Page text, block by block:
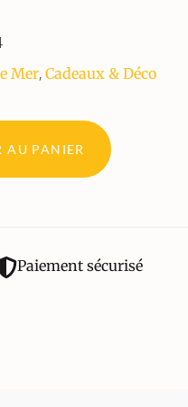
Mer, Cadeaux & Déco
AU PANIER
Paiement sécurisé